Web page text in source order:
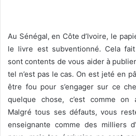
Au Sénégal, en Côte d’Ivoire, le
le livre est subventionné. Cela
sont contents de vous aider à
tel n’est pas le cas. On est jeté en
être fou pour s’engager sur ce
quelque chose, c’est comme on
Malgré tous ses défauts, vous
enseignante comme des milliers